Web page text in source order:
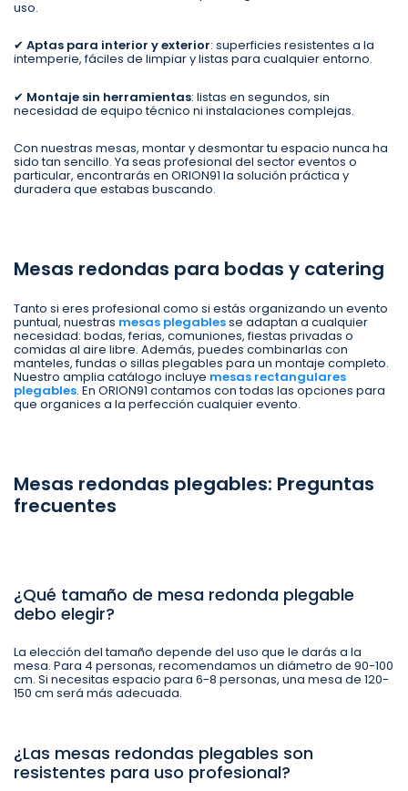
uso.
✔ Aptas para interior y exterior: superficies resistentes a la
intemperie, fáciles de limpiar y listas para cualquier entorno.
✔ Montaje sin herramientas: listas en segundos, sin
necesidad de equipo técnico ni instalaciones complejas.
Con nuestras mesas, montar y desmontar tu espacio nunca ha
sido tan sencillo. Ya seas profesional del sector eventos o
particular, encontrarás en ORION91 la solución práctica y
duradera que estabas buscando.
Mesas redondas para bodas y catering
Tanto si eres profesional como si estás organizando un evento
puntual, nuestras mesas plegablesse adaptan a cualquier
necesidad: bodas, ferias, comuniones, fiestas privadas o
comidas al aire libre. Además, puedes combinarlas con
manteles, fundas o sillas plegables para un montaje completo.
Nuestro amplia catálogo incluye mesas rectangulares
plegables. En ORION91 contamos con todas las opciones para
que organices a la perfección cualquier evento.
Mesas redondas plegables: Preguntas
frecuentes
¿Qué tamaño de mesa redonda plegable
debo elegir?
La elección del tamaño depende del uso que le darás a la
mesa. Para 4 personas, recomendamos un diámetro de 90-100
cm. Si necesitas espacio para 6-8 personas, una mesa de 120-
150 cm será más adecuada.
¿Las mesas redondas plegables son
resistentes para uso profesional?